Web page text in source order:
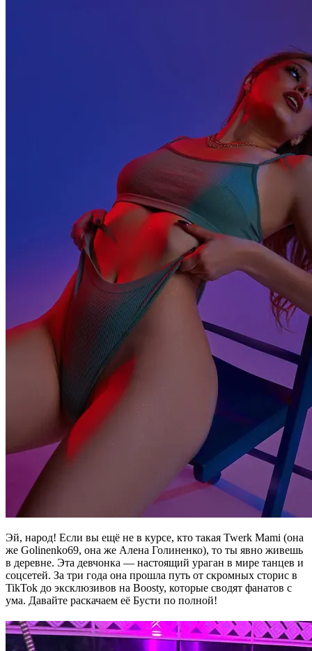
Эй, народ! Если вы ещё не в курсе, кто такая Twerk Mami (она
же Golinenko69, она же Алена Голиненко), то ты явно живешь
в деревне. Эта девчонка — настоящий ураган в мире танцев и
соцсетей. За три года она прошла путь от скромных сторис в
TikTok до эксклюзивов на Boosty, которые сводят фанатов с
ума. Давайте раскачаем её Бусти по полной!